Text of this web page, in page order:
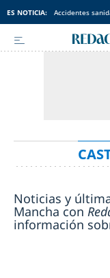
ES NOTICIA: Accidentes
Noticias y
Mancha con
información